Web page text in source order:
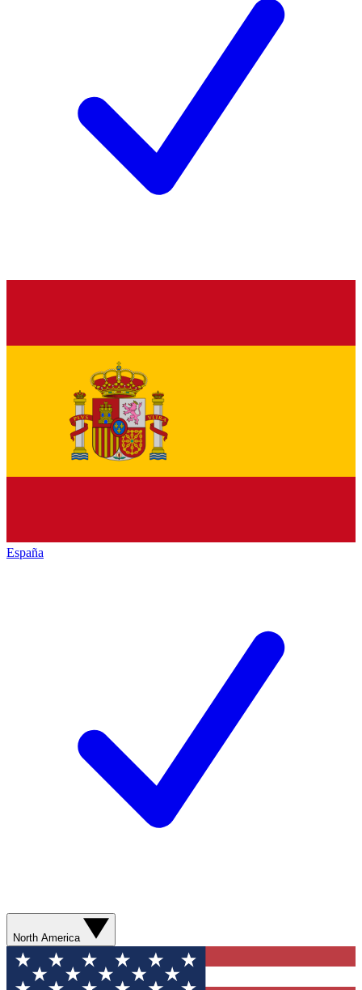
España
North America